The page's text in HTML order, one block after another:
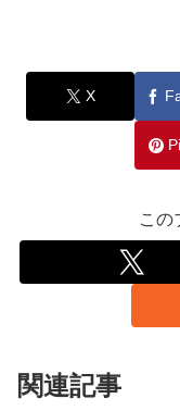
X
この
関連記事